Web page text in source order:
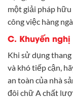
một giải pháp
công việc hàng
C. Khuyến
Khi sử dụng
và khó tiếp cận,
an toàn của nhà
đôi chữ A chất